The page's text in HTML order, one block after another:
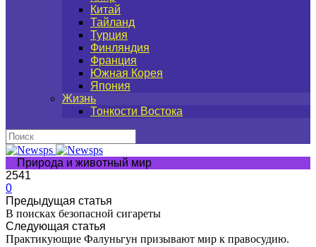
Китай
Тайланд
Турция
Финляндия
Франция
Южная Корея
Япония
Жизнь
Тонкости Востока
Природа и животный мир
2541
0
Предыдущая статья
В поисках безопасной сигареты
Следующая статья
Практикующие Фалуньгун призывают мир к правосудию.